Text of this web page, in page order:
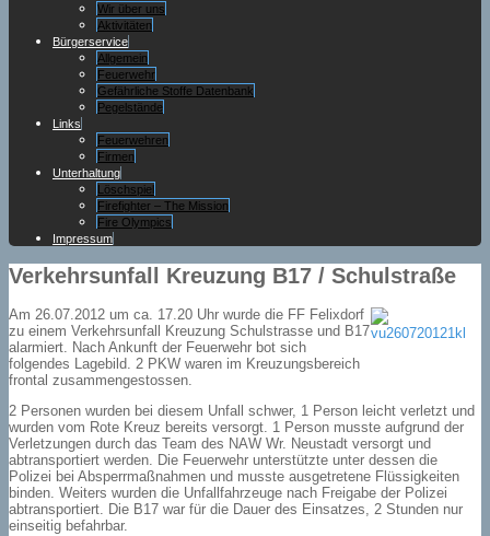
Wir über uns
Aktivitäten
Bürgerservice
Allgemein
Feuerwehr
Gefährliche Stoffe Datenbank
Pegelstände
Links
Feuerwehren
Firmen
Unterhaltung
Löschspiel
Firefighter – The Mission
Fire Olympics
Impressum
Verkehrsunfall Kreuzung B17 / Schulstraße
Am 26.07.2012 um ca. 17.20 Uhr wurde die FF Felixdorf
zu einem Verkehrsunfall Kreuzung Schulstrasse und B17
alarmiert. Nach Ankunft der Feuerwehr bot sich
folgendes Lagebild. 2 PKW waren im Kreuzungsbereich
frontal zusammengestossen.
2 Personen wurden bei diesem Unfall schwer, 1 Person leicht verletzt und
wurden vom Rote Kreuz bereits versorgt. 1 Person musste aufgrund der
Verletzungen durch das Team des NAW Wr. Neustadt versorgt und
abtransportiert werden. Die Feuerwehr unterstützte unter dessen die
Polizei bei Absperrmaßnahmen und musste ausgetretene Flüssigkeiten
binden. Weiters wurden die Unfallfahrzeuge nach Freigabe der Polizei
abtransportiert. Die B17 war für die Dauer des Einsatzes, 2 Stunden nur
einseitig befahrbar.